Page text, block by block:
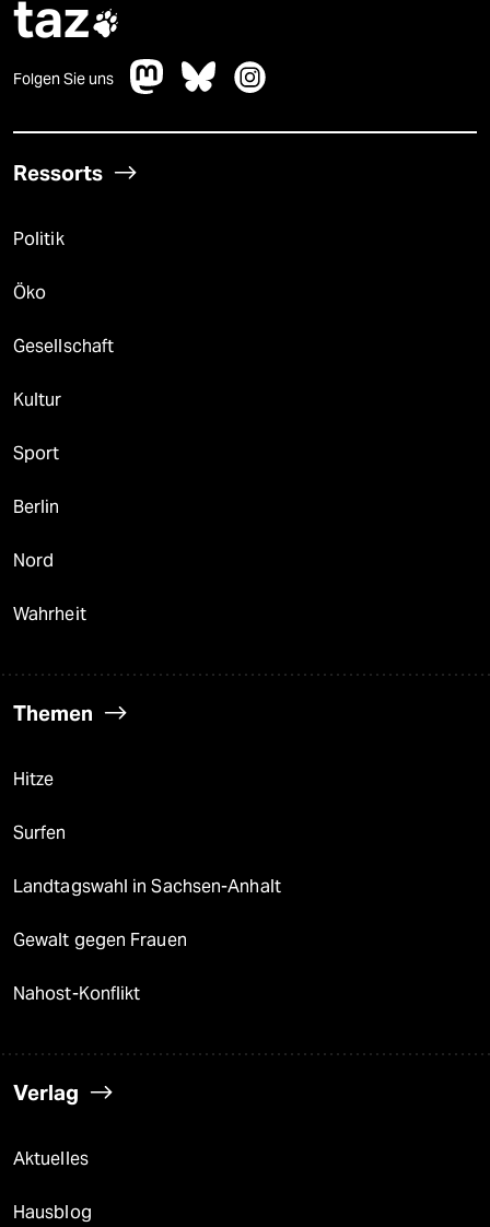
taz
Folgen Sie uns
Ressorts
Politik
Öko
Gesellschaft
Kultur
Sport
Berlin
Nord
Wahrheit
Themen
Hitze
Surfen
Landtagswahl in Sachsen-Anhalt
Gewalt gegen Frauen
Nahost-Konflikt
Verlag
Aktuelles
Hausblog